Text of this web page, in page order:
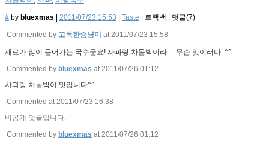
# by bluexmas 2011/07/23 15:53 Taste 트랙백 덧글(7)
Commented by 고독한승냥이 at 2011/07/23 15:58
재료가 많이 들어가는 국수군요! 사과랑 차돌박이라… 무슨 맛이러나..^^
Commented by bluexmas at 2011/07/26 01:12
사과랑 차돌박이 맛입니다^^
Commented at 2011/07/23 16:38
비공개 덧글입니다.
Commented by bluexmas at 2011/07/26 01:12